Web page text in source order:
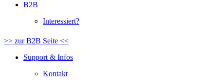
B2B
Interessiert?
>> zur B2B Seite <<
Support & Infos
Kontakt